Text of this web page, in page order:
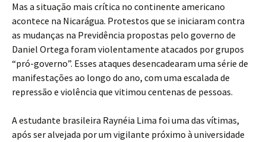
Mas a situação mais crítica no continente americano
acontece na Nicarágua. Protestos que se iniciaram contra
as mudanças na Previdência propostas pelo governo de
Daniel Ortega foram violentamente atacados por grupos
“pró-governo”. Esses ataques desencadearam uma série de
manifestações ao longo do ano, com uma escalada de
repressão e violência que vitimou centenas de pessoas.
A estudante brasileira Raynéia Lima foi uma das vítimas,
após ser alvejada por um vigilante próximo à universidade